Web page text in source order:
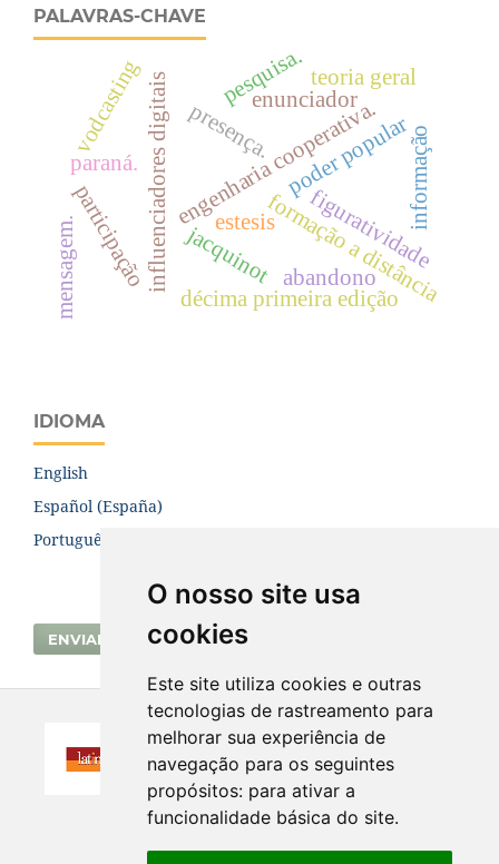
O nosso site usa
cookies
Este site utiliza cookies e outras
tecnologias de rastreamento para
melhorar sua experiência de
navegação para os seguintes
propósitos: para ativar a
funcionalidade básica do site.
PALAVRAS-CHAVE
influenciadores digitaisengenharia cooperativa.
formação a distância
jacquinot
presença.
décima primeira edição
pesquisa.
poder popular
participação
paraná. informação
mensagem.
enunciador
estesis figuratividade
teoria geral
vodcasting
abandono
IDIOMA
English
Español (España)
Português (Brasil)
ENVIAR SUBMISSÃO